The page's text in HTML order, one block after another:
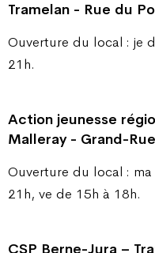
Tramelan - Rue du
Ouverture du local : je
21h.
Action jeunesse
Malleray - Grand-
Ouverture du local :
21h, ve de 15h à 18h.
CSP Berne-Jura –